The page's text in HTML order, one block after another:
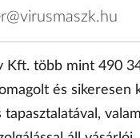
Kft. több mint 490
és sikeresen